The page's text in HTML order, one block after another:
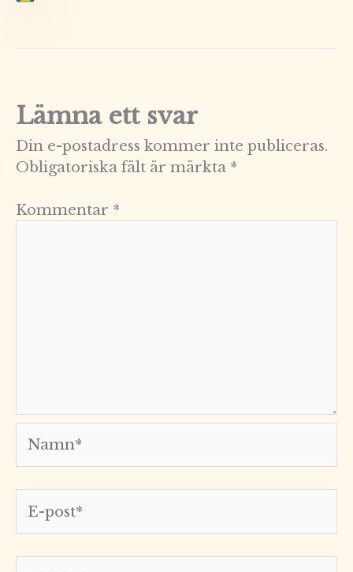
Lämna ett svar
Din e-postadress kommer inte publiceras.
Obligatoriska fält är märkta *
Kommentar *
post*